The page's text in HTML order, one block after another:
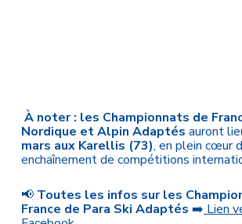
À noter : les Championnats de
Nordique et Alpin Adaptés auront
mars aux Karellis (73), en plein cœur
enchaînement de compétitions
📢 Toutes les infos sur les
France de Para Ski Adaptés ➡️ Lien